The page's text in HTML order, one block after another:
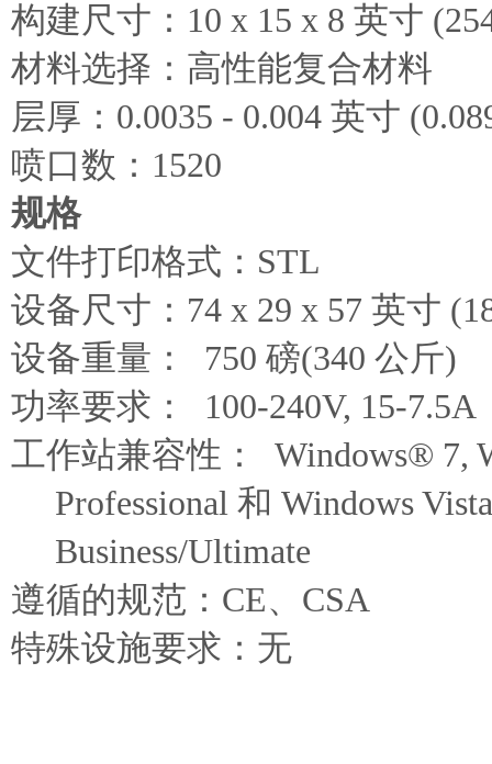
构建尺寸：10 x 15 x 8 英寸
材料选择：高性能复合材料
层厚：0.0035 - 0.004 英寸
喷口数：1520
规格
文件打印格式：STL
设备尺寸：74 x 29 x 57 英寸
设备重量： 750 磅(340 公斤)
功率要求： 100-240V, 15-7.5A
工作站兼容性： Windows® 7,
Professional 和 Windows
Business/Ultimate
遵循的规范：CE、CSA
特殊设施要求：无